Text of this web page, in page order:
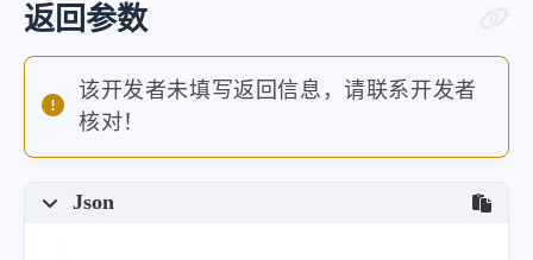
返回参数
该开发者未填写返回信息，请联系开发者
核对！
Json